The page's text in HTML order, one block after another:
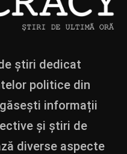
știri dedicat
politice din
informații
și știri de
diverse aspecte